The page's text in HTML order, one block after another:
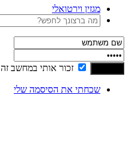
מגזין וירטואלי
זכור אותי במחשב זה
שכחתי את הסיסמה שלי